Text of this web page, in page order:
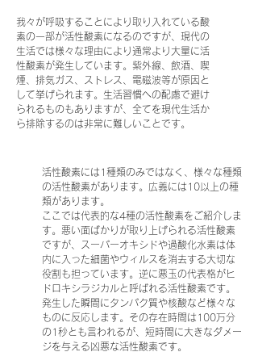
我々が呼吸することにより取り入れている酸
素の一部が活性酸素になるのですが、現代の
生活では様々な理由により通常より大量に活
性酸素が発生しています。紫外線、飲酒、喫
煙、排気ガス、ストレス、電磁波等が原因と
して挙げられます。生活習慣への配慮で避け
られるものもありますが、全てを現代生活か
ら排除するのは非常に難しいことです。
活性酸素には1種類のみではなく、様々な種類
の活性酸素があります。広義には10以上の種
類があります。
ここでは代表的な4種の活性酸素をご紹介しま
す。悪い面ばかりが取り上げられる活性酸素
ですが、スーパーオキシドや過酸化水素は体
内に入った細菌やウィルスを消去する大切な
役割も担っています。逆に悪玉の代表格がヒ
ドロキシラジカルと呼ばれる活性酸素です。
発生した瞬間にタンパク質や核酸など様々な
ものに反応します。その存在時間は100万分
の1秒とも言われるが、短時間に大きなダメー
ジを与える凶悪な活性酸素です。